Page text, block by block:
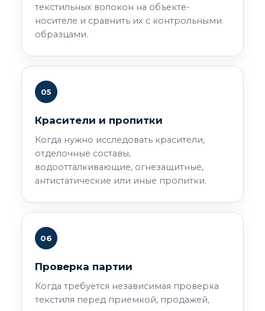
текстильных волокон на объекте-
носителе и сравнить их с контрольными
образцами.
05
Красители и пропитки
Когда нужно исследовать красители,
отделочные составы,
водоотталкивающие, огнезащитные,
антистатические или иные пропитки.
06
Проверка партии
Когда требуется независимая проверка
текстиля перед приемкой, продажей,